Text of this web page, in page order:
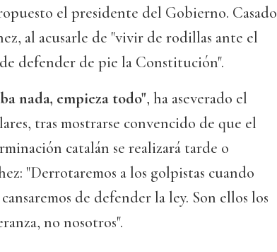
el presidente del Gobierno. Casado
al acusarle de "vivir de rodillas ante el
defender de pie la Constitución".
nada, empieza todo", ha aseverado el
tras mostrarse convencido de que el
catalán se realizará tarde o
"Derrotaremos a los golpistas cuando
de defender la ley. Son ellos los
no nosotros".